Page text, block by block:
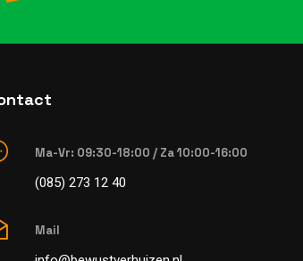
Ma-Vr: 09:30-18:00 / Za 10:00-16:00
(085) 273 12 40
Mail